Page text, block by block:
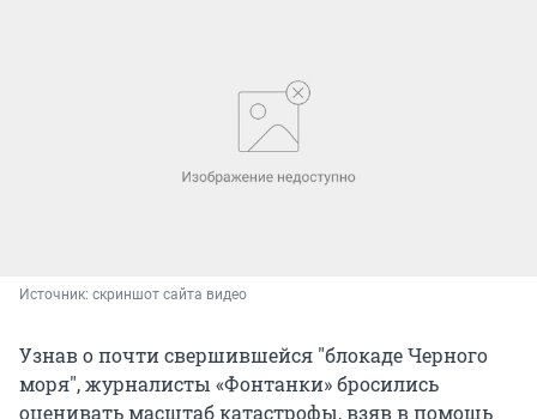
Источник: скриншот сайта видео
Узнав о почти свершившейся "блокаде Черного
моря", журналисты «Фонтанки» бросились
оценивать масштаб катастрофы, взяв в помощь